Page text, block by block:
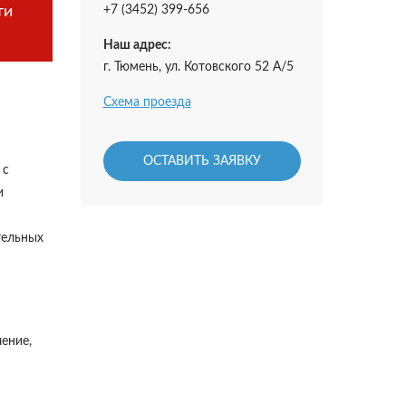
с
+7 (3452) 399-656
Наш адрес:
г. Тюмень, ул. Котовского 52 А/5
Схема проезда
ОСТАВИТЬ ЗАЯВКУ